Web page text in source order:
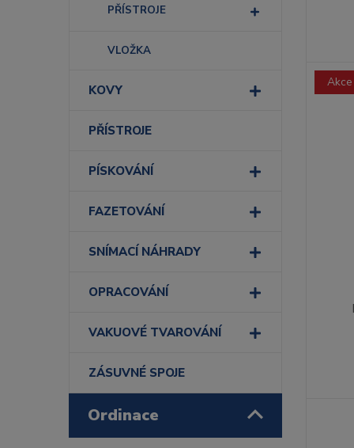
PŘÍSTROJE
VLOŽKA
KOVY
PŘÍSTROJE
PÍSKOVÁNÍ
FAZETOVÁNÍ
SNÍMACÍ NÁHRADY
OPRACOVÁNÍ
VAKUOVÉ TVAROVÁNÍ
ZÁSUVNÉ SPOJE
Ordinace
Akce